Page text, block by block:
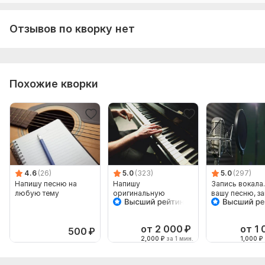
Отзывов по кворку нет
Похожие кворки
4.6 (26)
Напишу песню на
любую тему
500 ₽
5.0 (323)
Напишу
оригинальную
композицию на
от 2 000 ₽
2,000 ₽ за 1 мин.
5.0 (297)
Запись
вашу песню,
голос для
от 1
1,000 ₽